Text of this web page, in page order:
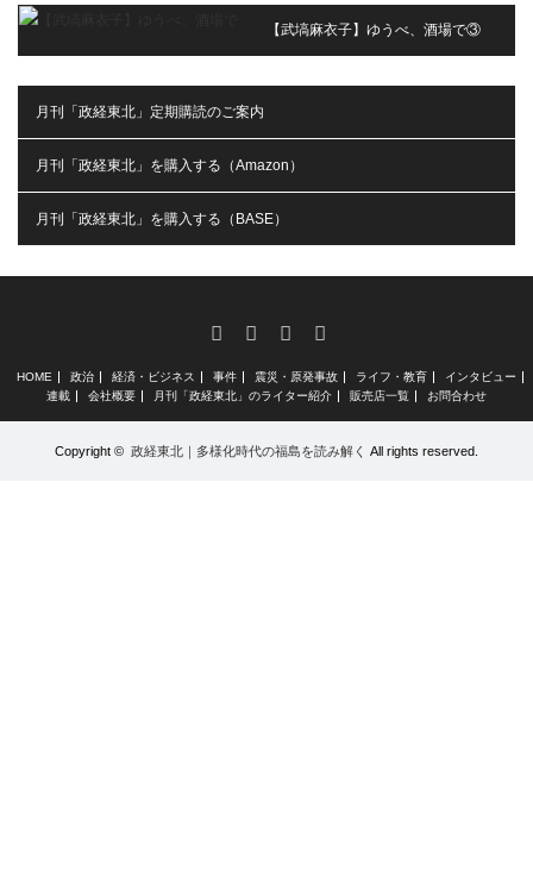
【武塙麻衣子】ゆうべ、酒場で③
月刊「政経東北」定期購読のご案内
月刊「政経東北」を購入する（Amazon）
月刊「政経東北」を購入する（BASE）
FacebookInstagram
RSS
HOME 政治 経済・ビジネス 事件 震災・原発事故 ライフ・教育
インタビュー
連載
会社概要 月刊「政経東北」のライター紹介 販売店一覧 お問合わせ
Copyright © 政経東北｜多様化時代の福島を読み解く All rights reserved.